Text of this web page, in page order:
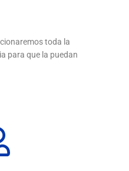
toda la
para que la puedan